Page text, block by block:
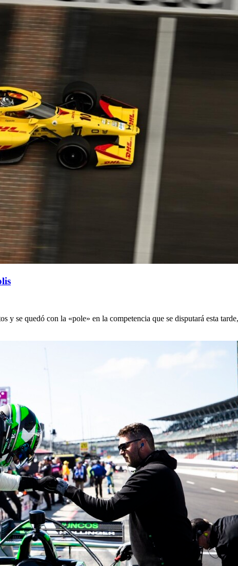
y se quedó con la «pole» en la competencia que se disputará esta